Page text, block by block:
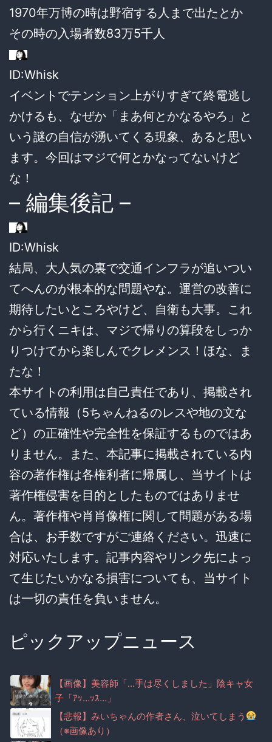
1970年万博の時は野宿する人まで出たとか
その時の入場者数83万5千人
ID:Whisk
イベントでテンション上がりすぎて終電逃し
かけるも、なぜか「まあ何とかなるやろ」と
いう謎の自信が湧いてくる現象、あると思い
ます。今回はマジで何とかなってないけど
な！
– 編集後記 –
ID:Whisk
結局、大人気の裏で交通インフラが追いつい
てへんのが根本的な問題やな。運営の改善に
期待したいところやけど、自衛も大事。これ
から行くニキは、マジで帰りの算段をしっか
りつけてから楽しんでクレメンス！ほな、ま
たな！
本サイトの利用は自己責任であり、掲載され
ている情報（5ちゃんねるのレスや地の文な
ど）の正確性や完全性を保証するものではあ
りません。また、本記事に掲載されている内
容の著作権は各権利者に帰属し、当サイトは
著作権侵害を目的としたものではありませ
ん。著作権や肖肖像権に関して問題がある場
合は、お手数ですがご連絡ください。迅速に
対応いたします。記事内容やリンク先によっ
て生じたいかなる損害についても、当サイト
は一切の責任を負いません。
ピックアップニュース
【画像】美容師「…手は尽くしました」陰キャ女
子「ｱｯ…ｯｽ…」
【悲報】みいちゃんの作者さん、泣いてしまう
（※画像あり）